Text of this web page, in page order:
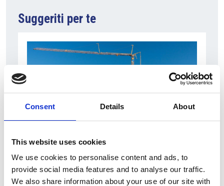
Consent Details About
This website uses cookies
We use cookies to personalise content and ads, to
provide social media features and to analyse our traffic.
We also share information about your use of our site with
Suggeriti per te
7 Agosto 2026
Nel primo semestre è aumentata fortemente la
costruzione di nuove abitazioni